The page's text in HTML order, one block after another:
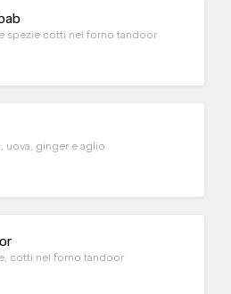
spezie cotti nel forno tandoor
uova, ginger e aglio
cotti nel forno tandoor